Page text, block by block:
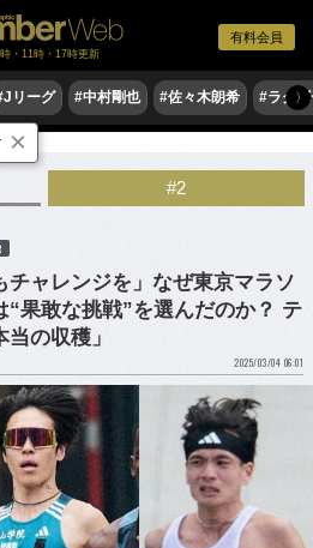
有料会員
・11時・17時更新
リーグ #中村剛也 #佐々木朗希 #ラグ〉
#2
チャレンジを」なぜ東京マラソ
“果敢な挑戦”を選んだのか？ テ
の収穫」
2025/03/04 06:01
×